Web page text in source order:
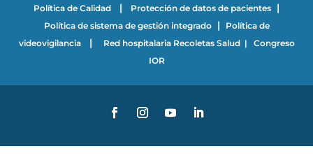
Política de Calidad | Protección de datos de pacientes |
Política de sistema de gestión integrado|
Política de
videovigilancia| Red hospitalaria Recoletas Salud| Congreso
IOR